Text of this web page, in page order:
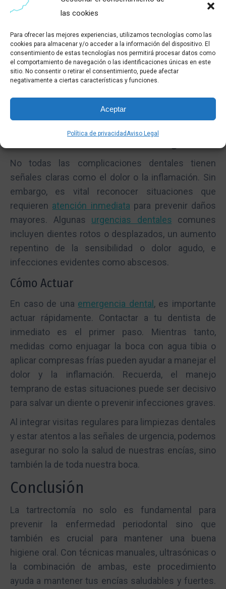
las cookies
Para ofrecer las mejores experiencias, utilizamos tecnologías como las
cookies para almacenar y/o acceder a la información del dispositivo. El
consentimiento de estas tecnologías nos permitirá procesar datos como
el comportamiento de navegación o las identificaciones únicas en este
sitio. No consentir o retirar el consentimiento, puede afectar
negativamente a ciertas características y funciones.
Aceptar
Política de privacidadAviso Legal
enfermedades periodontales, pero no es la única
rutina de higiene dental diaria, como el cepillado y el
uso de hilo dental, junto con visitas regulares al
dentista, son pasos cruciales para evitar
complicaciones mayores y mantener una boca
saludable.
Atención a Urgencias Dentales
No todas las complicaciones dentales tienen
señales claras como el dolor o la inflamación. Sin
embargo, es vital reconocer situaciones que
requieren atención inmediata para prevenir daños
mayores. Algunas urgencias dentales comunes
incluyen dientes rotos o desplazados, un aumento
repentino de la sensibilidad o dolor agudo, e
infecciones evidentes como abscesos.
Cómo Actuar
En caso de una emergencia dental , es importante
actuar rápidamente. Contactar a tu dentista de
inmediato es el primer paso. Mientras tanto,
medidas como enjuagar la boca con agua tibia o
aplicar compresas frías pueden ayudar a manejar el
dolor y la inflamación. Recuerda, el manejo
temprano de estas situaciones puede ser decisivo
para salvar un diente o prevenir infecciones graves.
Al integrar visitas regulares para limpiezas dentales
y estar atentos a las señales de urgencia, podemos
asegurar no solo la salud de nuestras encías, sino
también la de toda nuestra boca.
Conclusión
La tartrectomía no solo es fundamental para
prevenir la enfermedad periodontal sino que
también es crucial para mantener una buena
higiene oral. Con técnicas manuales, ultrasónicas o
la combinación de ambas, este procedimiento
ayuda a mantener tus encías saludables y fuertes.